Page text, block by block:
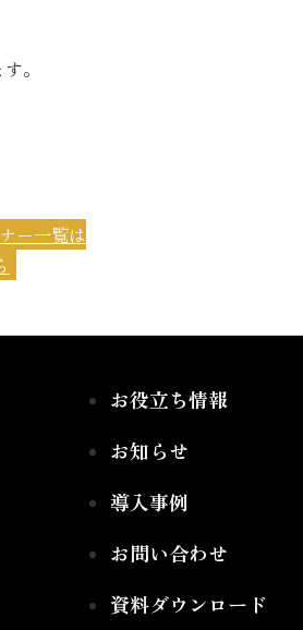
。
ー一覧は
お役立ち情報
お知らせ
導入事例
お問い合わせ
資料ダウンロード